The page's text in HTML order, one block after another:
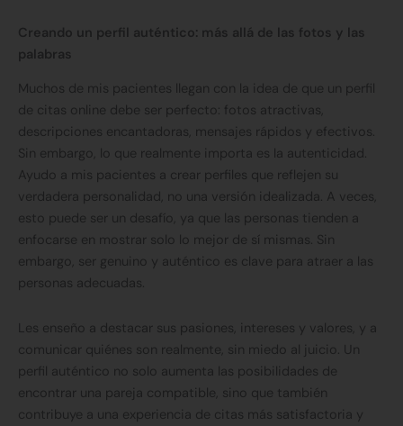
Creando un perfil auténtico: más allá de las fotos y las
palabras
Muchos de mis pacientes llegan con la idea de que un perfil
de citas online debe ser perfecto: fotos atractivas,
descripciones encantadoras, mensajes rápidos y efectivos.
Sin embargo, lo que realmente importa es la autenticidad.
Ayudo a mis pacientes a crear perfiles que reflejen su
verdadera personalidad, no una versión idealizada. A veces,
esto puede ser un desafío, ya que las personas tienden a
enfocarse en mostrar solo lo mejor de sí mismas. Sin
embargo, ser genuino y auténtico es clave para atraer a las
personas adecuadas.
Les enseño a destacar sus pasiones, intereses y valores, y a
comunicar quiénes son realmente, sin miedo al juicio. Un
perfil auténtico no solo aumenta las posibilidades de
encontrar una pareja compatible, sino que también
contribuye a una experiencia de citas más satisfactoria y